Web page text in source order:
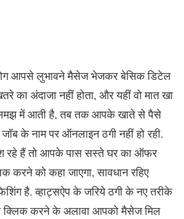
आपसे लुभावने मैसेज भेजकर बेसिक डिटेल
का अंदाजा नहीं होता, और यहीं वो मात खा
में आती है, तब तक आपके खाते से पैसे
के नाम पर ऑनलाइन ठगी नहीं हो रही.
रहे हैं तो आपके पास सस्ते घर का ऑफर
करने को कहा जाएगा, सावधान रहिए
है. व्हाट्सऐप के जरिये ठगी के नए तरीके
क्लिक करने के अलावा आपको मैसेज मिल